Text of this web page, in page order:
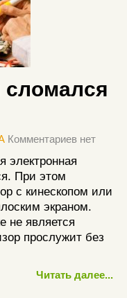
сломался
Комментариев нет
электронная
При этом
с кинескопом или
экраном.
не является
прослужит без
Читать далее...